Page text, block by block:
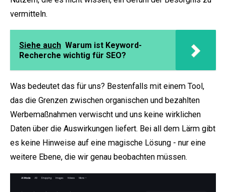
vermitteln.
Siehe auch Warum ist Keyword-
Recherche wichtig für SEO?
Was bedeutet das für uns? Bestenfalls mit einem Tool,
das die Grenzen zwischen organischen und bezahlten
Werbemaßnahmen verwischt und uns keine wirklichen
Daten über die Auswirkungen liefert. Bei all dem Lärm gibt
es keine Hinweise auf eine magische Lösung - nur eine
weitere Ebene, die wir genau beobachten müssen.